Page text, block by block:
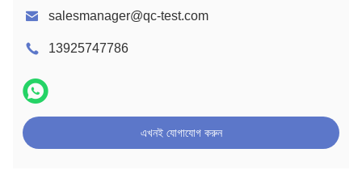
salesmanager@qc-test.com
13925747786
এখনই যোগাযোগ করুন